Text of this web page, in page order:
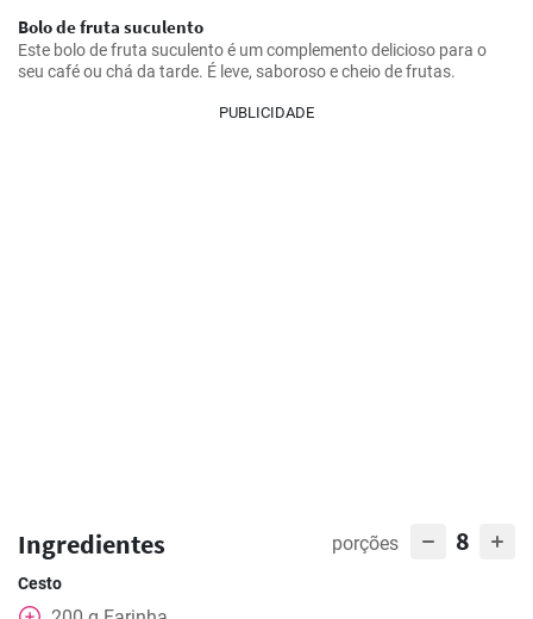
Bolo de fruta suculento
Este bolo de fruta suculento é um complemento delicioso para o
seu café ou chá da tarde. É leve, saboroso e cheio de frutas.
PUBLICIDADE
Ingredientes porções 8
Cesto